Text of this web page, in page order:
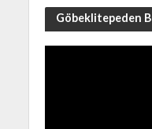
Göbeklitepeden